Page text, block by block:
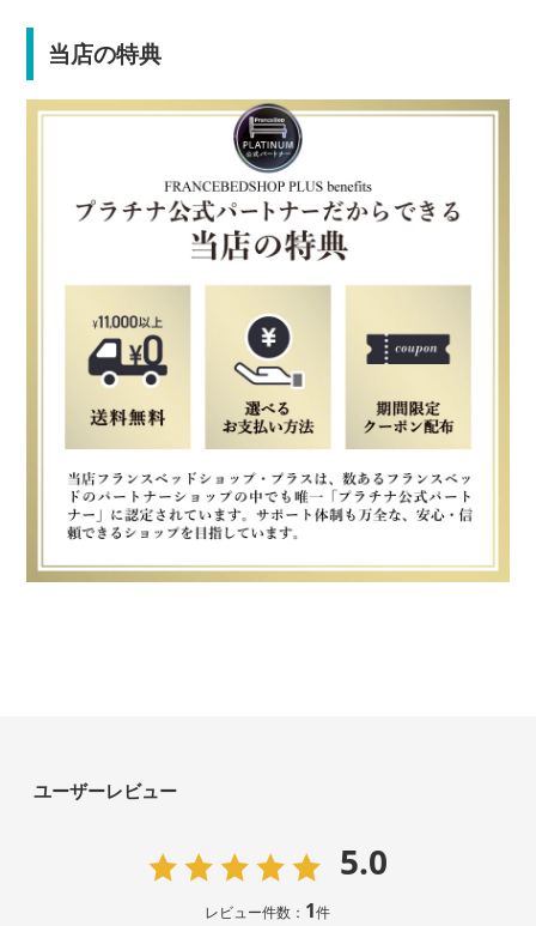
当店の特典
ユーザーレビュー
5.0
レビュー件数： 1件